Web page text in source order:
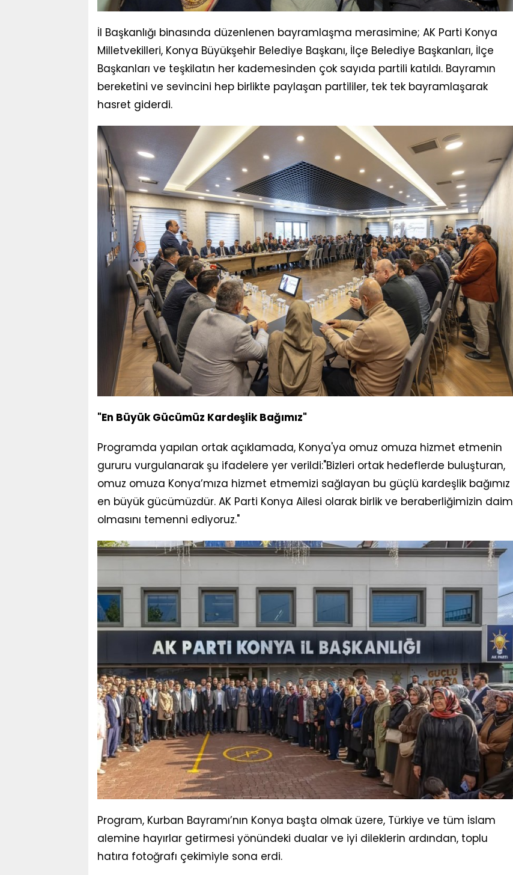
İl Başkanlığı binasında düzenlenen bayramlaşma merasimine; AK Parti Konya
Milletvekilleri, Konya Büyükşehir Belediye Başkanı, İlçe Belediye Başkanları, İlçe
Başkanları ve teşkilatın her kademesinden çok sayıda partili katıldı. Bayramın
bereketini ve sevincini hep birlikte paylaşan partililer, tek tek bayramlaşarak
hasret giderdi.
"En Büyük Gücümüz Kardeşlik Bağımız"
Programda yapılan ortak açıklamada, Konya'ya omuz omuza hizmet etmenin
gururu vurgulanarak şu ifadelere yer verildi:"Bizleri ortak hedeflerde buluşturan,
omuz omuza Konya’mıza hizmet etmemizi sağlayan bu güçlü kardeşlik bağımız
en büyük gücümüzdür. AK Parti Konya Ailesi olarak birlik ve beraberliğimizin daim
olmasını temenni ediyoruz."
Program, Kurban Bayramı’nın Konya başta olmak üzere, Türkiye ve tüm İslam
alemine hayırlar getirmesi yönündeki dualar ve iyi dileklerin ardından, toplu
hatıra fotoğrafı çekimiyle sona erdi.